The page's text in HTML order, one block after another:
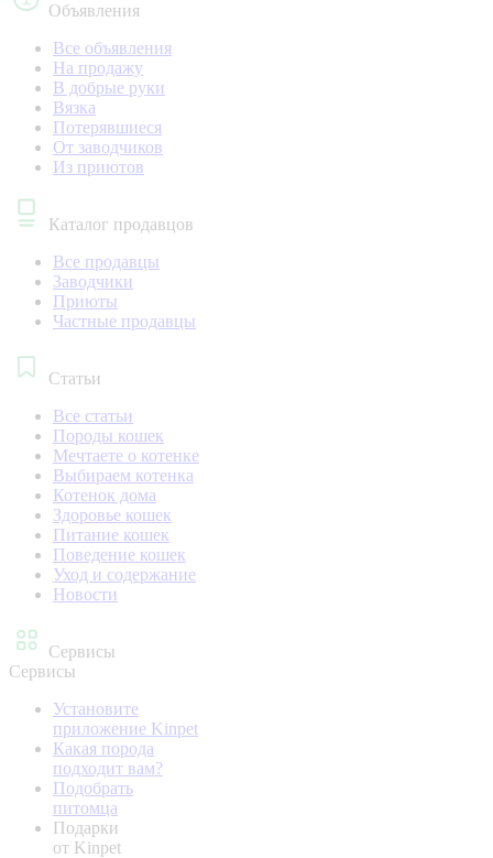
Объявления
Все объявления
На продажу
В добрые руки
Вязка
Потерявшиеся
От заводчиков
Из приютов
Каталог продавцов
Все продавцы
Заводчики
Приюты
Частные продавцы
Статьи
Все статьи
Породы кошек
Мечтаете о котенке
Выбираем котенка
Котенок дома
Здоровье кошек
Питание кошек
Поведение кошек
Уход и содержание
Новости
Сервисы
Сервисы
Установите
приложение Kinpet
Какая порода
подходит вам?
Подобрать
питомца
Подарки
от Kinpet